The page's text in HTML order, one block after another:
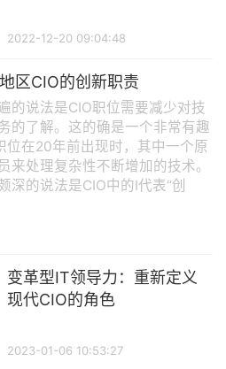
2022-12-20 09:04:48
区CIO的创新职责
的说法是CIO职位需要减少对技
的了解。这的确是一个非常有趣
位在20年前出现时，其中一个原
来处理复杂性不断增加的技术。
深的说法是CIO中的I代表“创
变革型IT领导力：重新定义
现代CIO的角色
2023-01-06 10:53:27